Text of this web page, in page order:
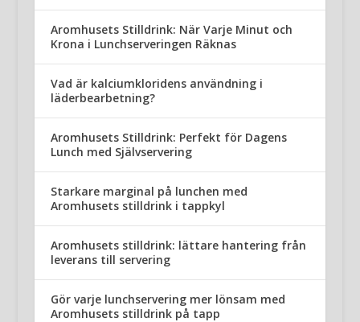
Aromhusets Stilldrink: När Varje Minut och
Krona i Lunchserveringen Räknas
Vad är kalciumkloridens användning i
läderbearbetning?
Aromhusets Stilldrink: Perfekt för Dagens
Lunch med Självservering
Starkare marginal på lunchen med
Aromhusets stilldrink i tappkyl
Aromhusets stilldrink: lättare hantering från
leverans till servering
Gör varje lunchservering mer lönsam med
Aromhusets stilldrink på tapp